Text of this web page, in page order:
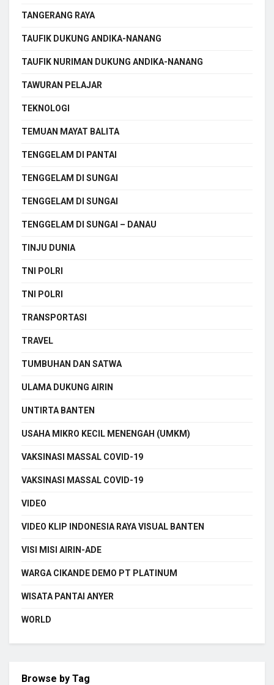
TANGERANG RAYA
TAUFIK DUKUNG ANDIKA-NANANG
TAUFIK NURIMAN DUKUNG ANDIKA-NANANG
TAWURAN PELAJAR
TEKNOLOGI
TEMUAN MAYAT BALITA
TENGGELAM DI PANTAI
TENGGELAM DI SUNGAI
TENGGELAM DI SUNGAI
TENGGELAM DI SUNGAI – DANAU
TINJU DUNIA
TNI POLRI
TNI POLRI
TRANSPORTASI
TRAVEL
TUMBUHAN DAN SATWA
ULAMA DUKUNG AIRIN
UNTIRTA BANTEN
USAHA MIKRO KECIL MENENGAH (UMKM)
VAKSINASI MASSAL COVID-19
VAKSINASI MASSAL COVID-19
VIDEO
VIDEO KLIP INDONESIA RAYA VISUAL BANTEN
VISI MISI AIRIN-ADE
WARGA CIKANDE DEMO PT PLATINUM
WISATA PANTAI ANYER
WORLD
Browse by Tag